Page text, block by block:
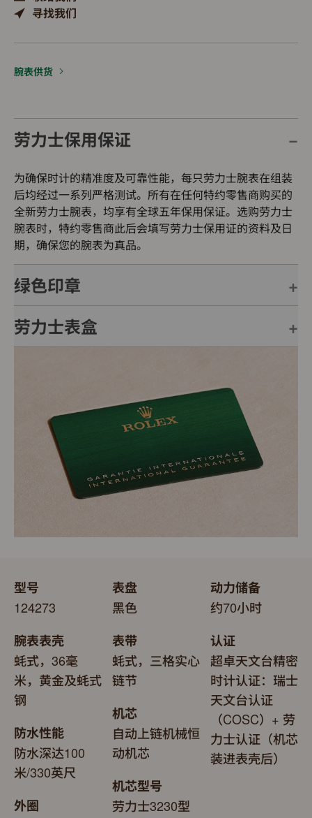
寻找我们
腕表供货
劳力士保用保证
为确保时计的精准度及可靠性能，每只劳力士腕表在组装
后均经过一系列严格测试。所有在任何特约零售商购买的
全新劳力士腕表，均享有全球五年保用保证。选购劳力士
腕表时，特约零售商此后会填写劳力士保用证的资料及日
期，确保您的腕表为真品。
绿色印章
每只劳力士腕表均附有全球五年保用保证，并附上绿色印
劳力士表盒
送礼之用亦非常合适，接收礼物者会感到愉悦非常。
型号
124273
腕表表壳
蚝式，36毫
米，黄金及蚝式
钢
防水性能
防水深达100
米/330英尺
外圈
表盘
黑色
表带
蚝式，三格实心
链节
机芯
自动上链机械恒
动机芯
机芯型号
劳力士3230型
动力储备
约70小时
认证
超卓天文台精密
时计认证：瑞士
天文台认证
（COSC）+ 劳
力士认证（机芯
装进表壳后）